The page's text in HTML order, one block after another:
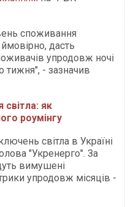
споживання
ймовірно, дасть
упродовж ночі
тижня", - зазначив
світла: як
роумінгу
світла в Україні
"Укренерго". За
вимушені
упродовж місяців -